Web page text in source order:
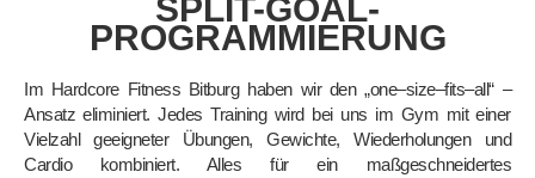
SPLIT-GOAL-
PROGRAMMIERUNG
Im Hardcore Fitness Bitburg haben wir den „one–size–fits–all“ –
Ansatz eliminiert. Jedes Training wird bei uns im Gym mit einer
Vielzahl geeigneter Übungen, Gewichte, Wiederholungen und
Cardio
kombiniert. Alles für ein maßgeschneidertes